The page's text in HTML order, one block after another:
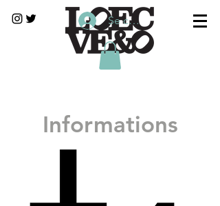
Se connecter
Informations